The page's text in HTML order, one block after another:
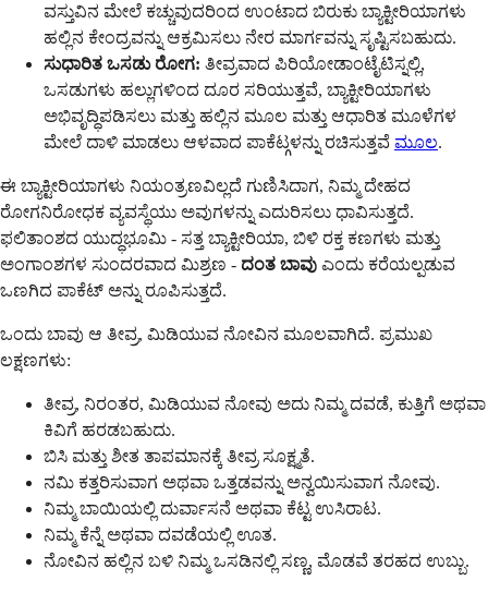
ವಸ್ತುವಿನ ಮೇಲೆ ಕಚ್ಚುವುದರಿಂದ ಉಂಟಾದ ಬಿರುಕು ಬ್ಯಾಕ್ಟೀರಿಯಾಗಳು
ಹಲ್ಲಿನ ಕೇಂದ್ರವನ್ನು ಆಕ್ರಮಿಸಲು ನೇರ ಮಾರ್ಗವನ್ನು ಸೃಷ್ಟಿಸಬಹುದು.
ಸುಧಾರಿತ ಒಸಡು ರೋಗ: ತೀವ್ರವಾದ ಪಿರಿಯೋಡಾಂಟೈಟಿಸ್ನಲ್ಲಿ,
ಒಸಡುಗಳು ಹಲ್ಲುಗಳಿಂದ ದೂರ ಸರಿಯುತ್ತವೆ, ಬ್ಯಾಕ್ಟೀರಿಯಾಗಳು
ಅಭಿವೃದ್ಧಿಪಡಿಸಲು ಮತ್ತು ಹಲ್ಲಿನ ಮೂಲ ಮತ್ತು ಆಧಾರಿತ ಮೂಳೆಗಳ
ಮೇಲೆ ದಾಳಿ ಮಾಡಲು ಆಳವಾದ ಪಾಕೆಟ್ಗಳನ್ನು ರಚಿಸುತ್ತವೆ ಮೂಲ.
ಈ ಬ್ಯಾಕ್ಟೀರಿಯಾಗಳು ನಿಯಂತ್ರಣವಿಲ್ಲದೆ ಗುಣಿಸಿದಾಗ, ನಿಮ್ಮ ದೇಹದ
ರೋಗನಿರೋಧಕ ವ್ಯವಸ್ಥೆಯು ಅವುಗಳನ್ನು ಎದುರಿಸಲು ಧಾವಿಸುತ್ತದೆ.
ಫಲಿತಾಂಶದ ಯುದ್ಧಭೂಮಿ - ಸತ್ತ ಬ್ಯಾಕ್ಟೀರಿಯಾ, ಬಿಳಿ ರಕ್ತ ಕಣಗಳು ಮತ್ತು
ಅಂಗಾಂಶಗಳ ಸುಂದರವಾದ ಮಿಶ್ರಣ - ದಂತ ಬಾವು ಎಂದು ಕರೆಯಲ್ಪಡುವ
ಒಣಗಿದ ಪಾಕೆಟ್ ಅನ್ನು ರೂಪಿಸುತ್ತದೆ.
ಒಂದು ಬಾವು ಆ ತೀವ್ರ, ಮಿಡಿಯುವ ನೋವಿನ ಮೂಲವಾಗಿದೆ. ಪ್ರಮುಖ
ಲಕ್ಷಣಗಳು:
ತೀವ್ರ, ನಿರಂತರ, ಮಿಡಿಯುವ ನೋವು ಅದು ನಿಮ್ಮ ದವಡೆ, ಕುತ್ತಿಗೆ ಅಥವಾ
ಕಿವಿಗೆ ಹರಡಬಹುದು.
ಬಿಸಿ ಮತ್ತು ಶೀತ ತಾಪಮಾನಕ್ಕೆ ತೀವ್ರ ಸೂಕ್ಷ್ಮತೆ.
ನಮಿ ಕತ್ತರಿಸುವಾಗ ಅಥವಾ ಒತ್ತಡವನ್ನು ಅನ್ವಯಿಸುವಾಗ ನೋವು.
ನಿಮ್ಮ ಬಾಯಿಯಲ್ಲಿ ದುರ್ವಾಸನೆ ಅಥವಾ ಕೆಟ್ಟ ಉಸಿರಾಟ.
ನಿಮ್ಮ ಕೆನ್ನೆ ಅಥವಾ ದವಡೆಯಲ್ಲಿ ಊತ.
ನೋವಿನ ಹಲ್ಲಿನ ಬಳಿ ನಿಮ್ಮ ಒಸಡಿನಲ್ಲಿ ಸಣ್ಣ, ಮೊಡವೆ ತರಹದ ಉಬ್ಬು.